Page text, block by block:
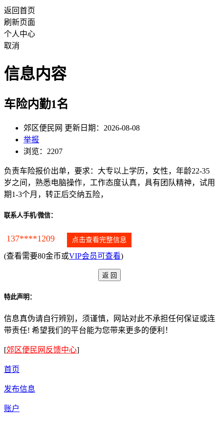
返回首页
刷新页面
个人中心
取消
信息内容
车险内勤1名
郊区便民网 更新日期：2026-08-08
举报
浏览：2207
负责车险报价出单，要求：大专以上学历，女性，年龄22-35
岁之间，熟悉电脑操作，工作态度认真，具有团队精神，试用
期1-3个月，转正后交纳五险，
联系人手机/微信：
137****1209 点击查看完整信息
(查看需要80金币或VIP会员可查看)
特此声明：
信息真伪请自行辨别，须谨慎，网站对此不承担任何保证或连
带责任! 希望我们的平台能为您带来更多的便利！
[郊区便民网反馈中心]
首页
发布信息
账户